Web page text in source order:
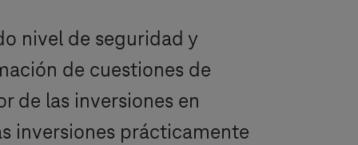
nivel de seguridad y
de cuestiones de
de las inversiones en
inversiones prácticamente